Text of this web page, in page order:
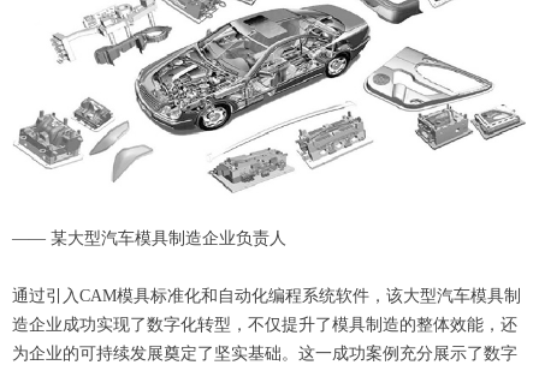
—— 某大型汽车模具制造企业负责人
通过引入CAM模具标准化和自动化编程系统软件，该大型汽车模具制
造企业成功实现了数字化转型，不仅提升了模具制造的整体效能，还
为企业的可持续发展奠定了坚实基础。这一成功案例充分展示了数字